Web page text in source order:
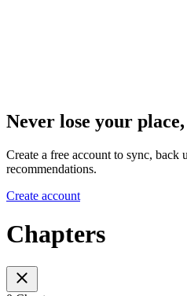
Never lose your
Create a free account to sync, back
recommendations.
Create account
Chapters